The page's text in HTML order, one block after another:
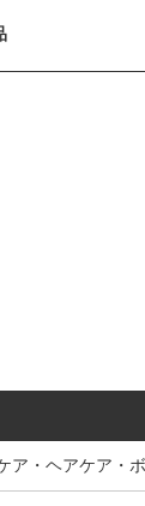
・ヘアケア・ボ